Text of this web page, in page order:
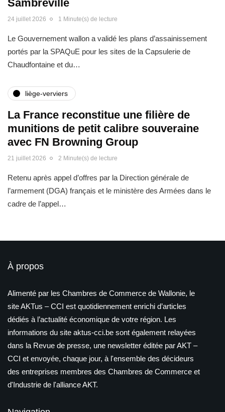
Sambreville
24 juillet 2026 1 Minute(s) de lecture
Le Gouvernement wallon a validé les plans d’assainissement
portés par la SPAQuE pour les sites de la Capsulerie de
Chaudfontaine et du…
liège-verviers
La France reconstitue une filière de
munitions de petit calibre souveraine
avec FN Browning Group
21 juillet 2026 2 Minute(s) de lecture
Retenu après appel d’offres par la Direction générale de
l’armement (DGA) français et le ministère des Armées dans le
cadre de l’appel…
À propos
Alimenté par les Chambres de Commerce de Wallonie, le
site AKTus – CCI est quotidiennement enrichi d’articles
dédiés à l’actualité économique de votre région. Les
informations du site aktus-cci.be sont également relayées
dans la Revue de presse, une newsletter éditée par AKT –
CCI et envoyée, chaque jour, à l'ensemble des décideurs
des entreprises membres des Chambres de Commerce et
d'Industrie de l'alliance AKT.